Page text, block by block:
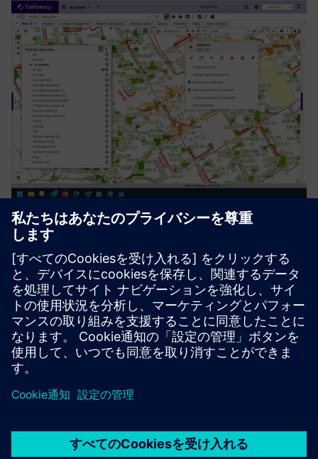
Process Automation Suite
The Process Automation Suite covers all needs in setting up
and following up business processes. It manages entire
asset/device lifecycles (planning, deployment,
maintenance). It will establish itself in the application
ecosystem ...
詳細情報